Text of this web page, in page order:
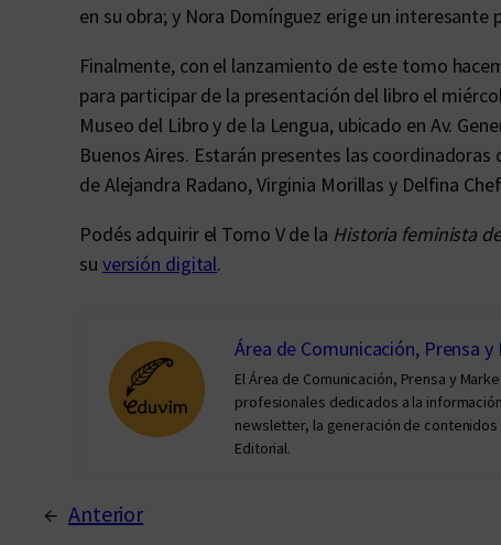
en su obra; y Nora Domínguez erige un interesante
Finalmente, con el lanzamiento de este tomo
para participar de la presentación del libro el
Museo del Libro y de la Lengua, ubicado en Av.
Buenos Aires. Estarán presentes las
de Alejandra Radano, Virginia Morillas y Delfina
Podés adquirir el Tomo V de la Historia feminista
su versión digital.
Área de Comunicación, Prensa
El Área de Comunicación, Prensa y
profesionales dedicados a la
newsletter, la generación de
Editorial.
← Anterior